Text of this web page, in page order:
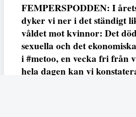
FEMPERSPODDEN: I
dyker vi ner i det ständigt
våldet mot kvinnor: Det
sexuella och det
i #metoo, en vecka fri från
hela dagen kan vi